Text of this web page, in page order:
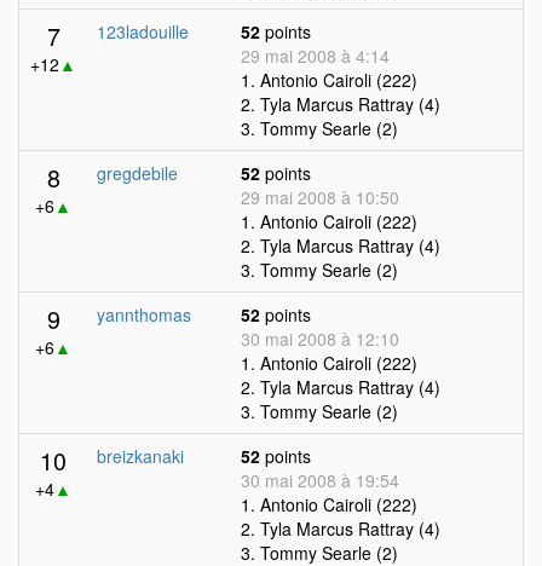
7
+12 ▲
123ladouille 52 points
29 mai 2008 à 4:14
1. Antonio Cairoli (222)
2. Tyla Marcus Rattray (4)
3. Tommy Searle (2)
8
+6▲
gregdebile 52 points
29 mai 2008 à 10:50
1. Antonio Cairoli (222)
2. Tyla Marcus Rattray (4)
3. Tommy Searle (2)
9
+6▲
yannthomas 52 points
30 mai 2008 à 12:10
1. Antonio Cairoli (222)
2. Tyla Marcus Rattray (4)
3. Tommy Searle (2)
10
+4▲
breizkanaki 52 points
30 mai 2008 à 19:54
1. Antonio Cairoli (222)
2. Tyla Marcus Rattray (4)
3. Tommy Searle (2)